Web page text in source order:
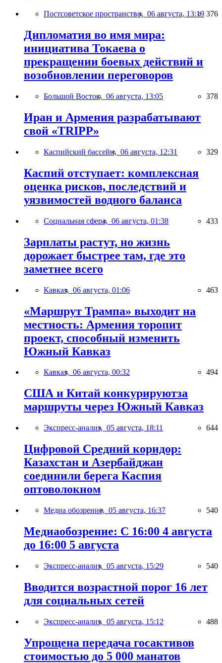
Постсоветское пространство, 06 августа, 13:19 376
Дипломатия во имя мира:
инициатива Токаева о
прекращении боевых действий и
возобновлении переговоров
Большой Восток, 06 августа, 13:05 378
Иран и Армения разрабатывают
свой «TRIPP»
Каспийский бассейн, 06 августа, 12:31 329
Каспий отступает: комплексная
оценка рисков, последствий и
уязвимостей водного баланса
Социальная сфера, 06 августа, 01:38 433
Зарплаты растут, но жизнь
дорожает быстрее там, где это
заметнее всего
Кавказ, 06 августа, 01:06 463
«Маршрут Трампа» выходит на
местность: Армения торопит
проект, способный изменить
Южный Кавказ
Кавказ, 06 августа, 00:32 494
США и Китай конкурируютза
маршруты через Южный Кавказ
Экспресс-анализ, 05 августа, 18:11 644
Цифровой Средний коридор:
Казахстан и Азербайджан
соединили берега Каспия
оптоволокном
Медиа обозрение, 05 августа, 16:37 540
Медиаобозрение: С 16:00 4 августа
до 16:00 5 августа
Экспресс-анализ, 05 августа, 15:29 540
Вводится возрастной порог 16 лет
для социальных сетей
Экспресс-анализ, 05 августа, 15:12 488
Упрощена передача госактивов
стоимостью до 5 000 манатов